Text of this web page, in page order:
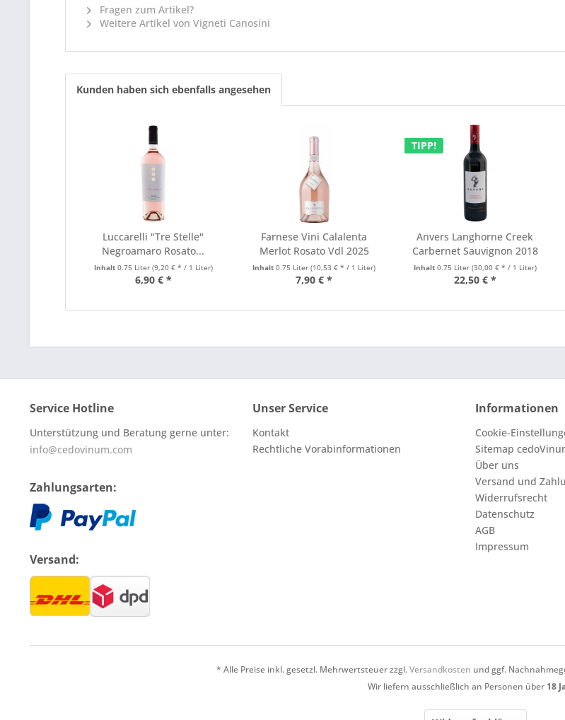
Fragen zum Artikel?
Weitere Artikel von Vigneti Canosini
Kunden haben sich ebenfalls angesehen
Luccarelli "Tre Stelle"
Negroamaro Rosato...
Inhalt 0.75 Liter (9,20 € * / 1 Liter)
6,90 € *
Farnese Vini Calalenta
Merlot Rosato Vdl 2025
Inhalt0.75 Liter(10,53 € * / 1 Liter)
7,90 € *
TIPP!
Anvers Langhorne Creek
Carbernet Sauvignon 2018
Inhalt 0.75 Liter (30,00 € * / 1 Liter)
22,50 € *
Service Hotline
Unterstützung und Beratung gerne unter:
info@cedovinum.com
Zahlungsarten:
Versand:
Unser Service
Kontakt
Rechtliche Vorabinformationen
Informationen
Cookie-
Sitemap
Über uns
Versand und
Widerrufsrecht
Datenschutz
AGB
Impressum
* Alle Preise inkl. gesetzl. Mehrwertsteuer zzgl.Versandkosten und ggf.
Wir liefern ausschließlich an Personen über 18